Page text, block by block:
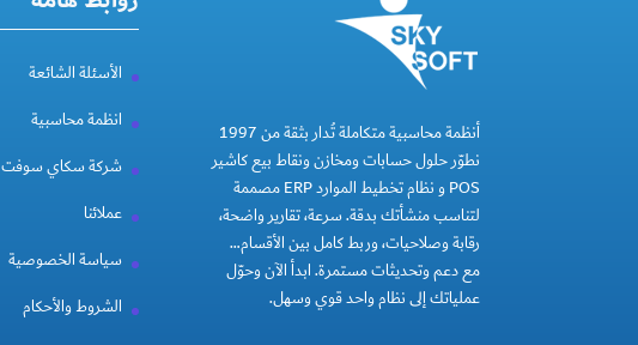
أنظمة محاسبية متكاملة تُدار بثقة من 1997
نطوّر حلول حسابات ومخازن ونقاط بيع كاشير
POS و نظام تخطيط الموارد ERP مصممة
لتناسب منشأتك بدقة. سرعة، تقارير واضحة،
رقابة وصلاحيات، وربط كامل بين الأقسام…
مع دعم وتحديثات مستمرة. ابدأ الآن وحوّل
عملياتك إلى نظام واحد قوي وسهل.
الأسئلة الشائعة
انظمة محاسبية
شركة سكاي سوفت Skysoft
عملائنا
سياسة الخصوصية
الشروط والأحكام